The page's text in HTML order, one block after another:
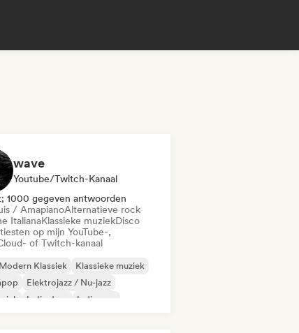
wave
Youtube/Twitch-Kanaal
1000 gegeven antwoorden
/ AmapianoAlternatieve rock
ItalianaKlassieke muziekDisco
op mijn YouTube-,
of Twitch-kanaal
Klassiek
Klassieke muziek
Elektrojazz / Nu-jazz
Indie dans
Indie pop